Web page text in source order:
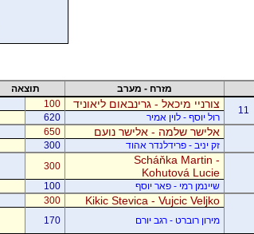
מזרח - מערב תוצאה
11
צורניי מיכאל - גרינבאום ליאוניד 100
רול יוסף - לוין אמיר
620
אלישר שלמה - אלישר נועם 650
זק יניב - פרידלנדר אהוד
300
Scháňka Martin -
Kohutová Lucie
300
שיינמן רמי - פאר יוסף
100
Kikic Stevica - Vujcic Veljko
300
מירון רוברט - רגב יורם
170